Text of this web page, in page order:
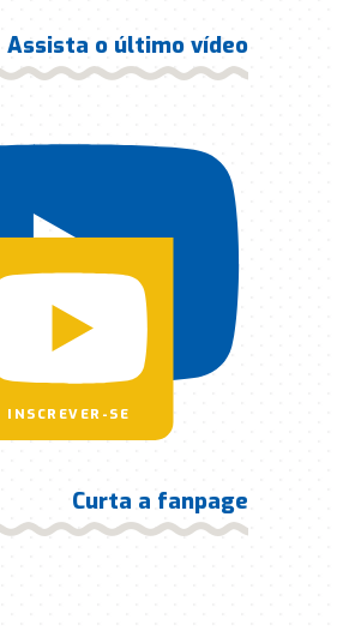
Assista o último vídeo
INSCREVER-SE
Curta a fanpage